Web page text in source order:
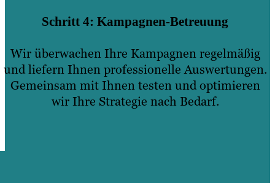
Schritt 4: Kampagnen-Betreuung
Wir überwachen Ihre Kampagnen regelmäßig
und liefern Ihnen professionelle Auswertungen.
Gemeinsam mit Ihnen testen und optimieren
wir Ihre Strategie nach Bedarf.